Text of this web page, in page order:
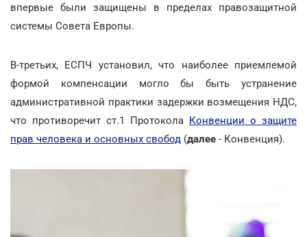
впервые были защищены в пределах правозащитной
системы Совета Европы.
В-третьих, ЕСПЧ установил, что наиболее приемлемой
формой компенсации могло бы быть устранение
административной практики задержки возмещения НДС,
что противоречит ст.1 Протокола Конвенции о защите
прав человека и основных свобод (далее - Конвенция).